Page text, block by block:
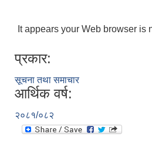
It appears your Web browser
प्रकार:
सूचना तथा समाचार
आर्थिक वर्ष:
२०८१/०८२